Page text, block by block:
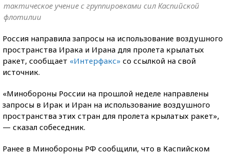
тактическое учение с группировками сил Каспийской
флотилии
Россия направила запросы на использование воздушного
пространства Ирака и Ирана для пролета крылатых
ракет, сообщает «Интерфакс» со ссылкой на свой
источник.
«Минобороны России на прошлой неделе направлены
запросы в Ирак и Иран на использование воздушного
пространства этих стран для пролета крылатых ракет»,
— сказал собеседник.
Ранее в Минобороны РФ сообщили, что в Каспийском